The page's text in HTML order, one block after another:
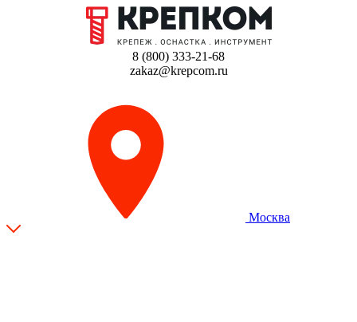
8 (800) 333-21-68
zakaz@krepcom.ru
Москва